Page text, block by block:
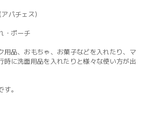
パチェス）
・ポーチ
用品、おもちゃ、お菓子などを入れたり、マ
時に洗面用品を入れたりと様々な使い方が出
。